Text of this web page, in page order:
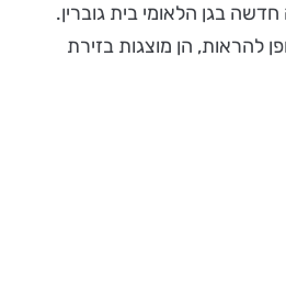
בגן הלאומי בית גוברין.
להראות, הן מוצגות בזירת